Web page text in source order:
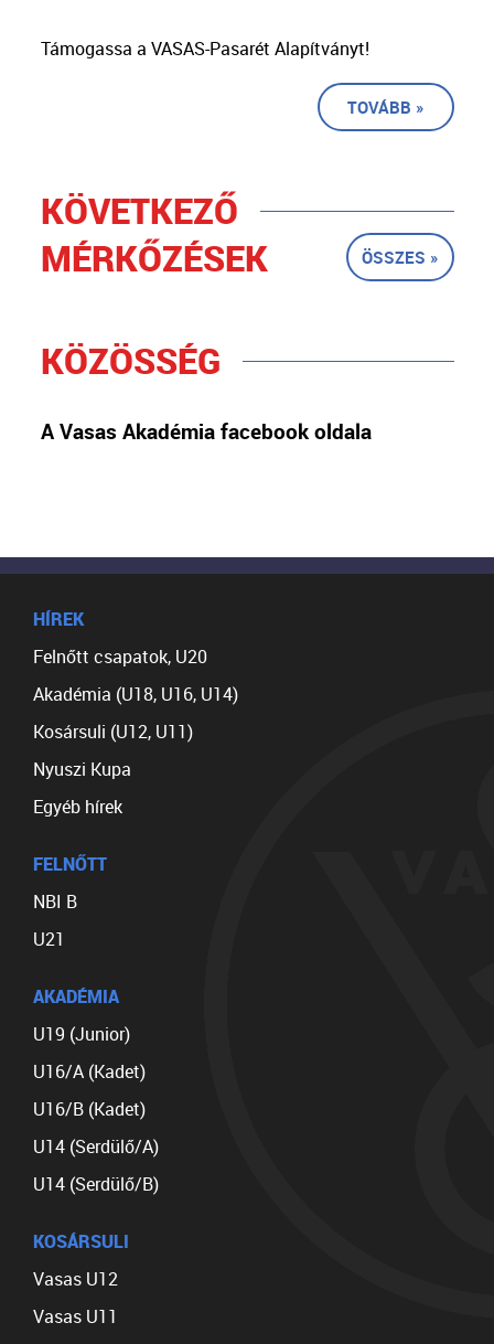
Támogassa a VASAS-Pasarét Alapítványt!
TOVÁBB »
KÖVETKEZŐ
MÉRKŐZÉSEK
ÖSSZES »
KÖZÖSSÉG
A Vasas Akadémia facebook oldala
HÍREK
Felnőtt csapatok, U20
Akadémia (U18, U16, U14)
Kosársuli (U12, U11)
Nyuszi Kupa
Egyéb hírek
FELNŐTT
NBI B
U21
AKADÉMIA
U19 (Junior)
U16/A (Kadet)
U16/B (Kadet)
U14 (Serdülő/A)
U14 (Serdülő/B)
KOSÁRSULI
Vasas U12
Vasas U11